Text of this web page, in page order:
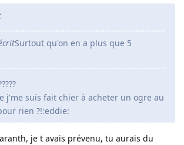
Surtout qu'on en a plus que 5
j'me suis fait chier à acheter un ogre au
rien ?!:eddie:
je t avais prévenu, tu aurais du